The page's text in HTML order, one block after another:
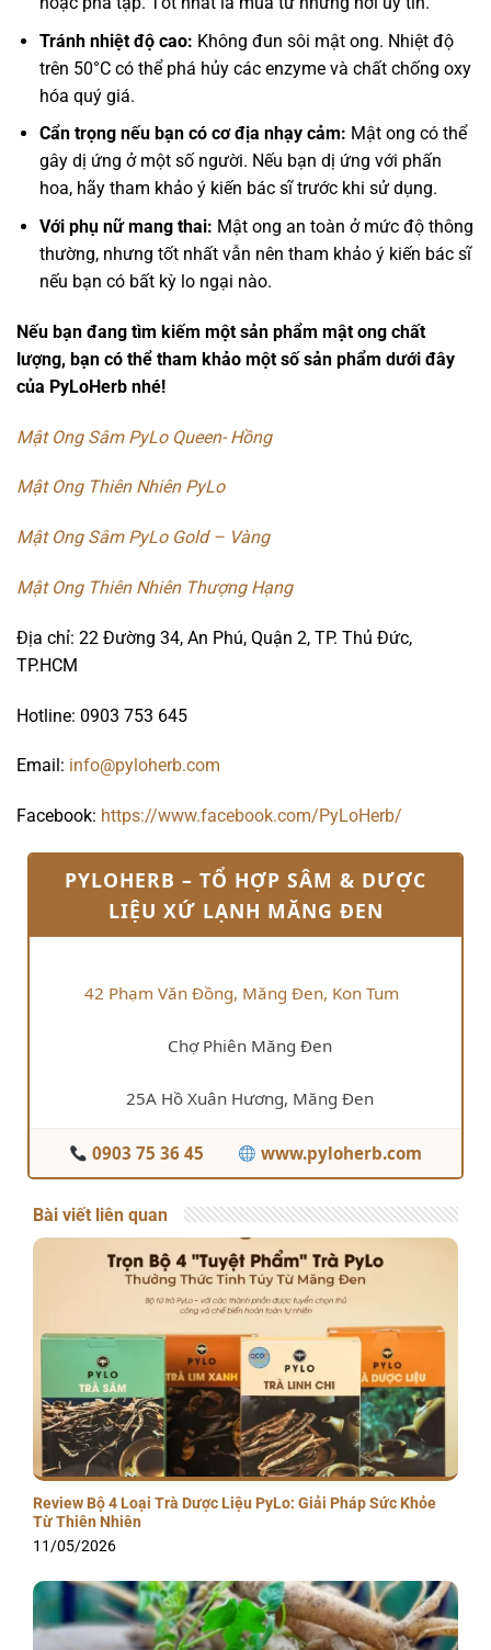
Tránh nhiệt độ cao: Không đun sôi mật ong. Nhiệt độ
trên 50°C có thể phá hủy các enzyme và chất chống oxy
hóa quý giá.
Cẩn trọng nếu bạn có cơ địa nhạy cảm: Mật ong có thể
gây dị ứng ở một số người. Nếu bạn dị ứng với phấn
hoa, hãy tham khảo ý kiến bác sĩ trước khi sử dụng.
Với phụ nữ mang thai: Mật ong an toàn ở mức độ thông
thường, nhưng tốt nhất vẫn nên tham khảo ý kiến bác sĩ
nếu bạn có bất kỳ lo ngại nào.
Nếu bạn đang tìm kiếm một sản phẩm mật ong chất
lượng, bạn có thể tham khảo một số sản phẩm dưới đây
của PyLoHerb nhé!
Mật Ong Sâm PyLo Queen- Hồng
Mật Ong Thiên Nhiên PyLo
Mật Ong Sâm PyLo Gold – Vàng
Mật Ong Thiên Nhiên Thượng Hạng
Địa chỉ: 22 Đường 34, An Phú, Quận 2, TP. Thủ Đức,
TP.HCM
Hotline: 0903 753 645
Email: info@pyloherb.com
Facebook: https://www.facebook.com/PyLoHerb/
PYLOHERB – TỔ HỢP SÂM & DƯỢC
LIỆU XỨ LẠNH MĂNG ĐEN
42 Phạm Văn Đồng, Măng Đen, Kon Tum
Chợ Phiên Măng Đen
25A Hồ Xuân Hương, Măng Đen
0903 75 36 45 www.pyloherb.com
Bài viết liên quan
Review Bộ 4 Loại Trà Dược Liệu PyLo: Giải Pháp Sức Khỏe
Từ Thiên Nhiên
11/05/2026